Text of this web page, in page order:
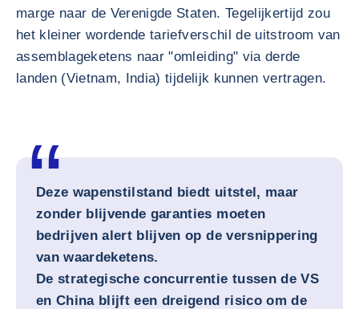
marge naar de Verenigde Staten. Tegelijkertijd zou
het kleiner wordende tariefverschil de uitstroom van
assemblageketens naar "omleiding" via derde
landen (Vietnam, India) tijdelijk kunnen vertragen.
Deze wapenstilstand biedt uitstel, maar
zonder blijvende garanties moeten
bedrijven alert blijven op de versnippering
van waardeketens.
De strategische concurrentie tussen de VS
en China blijft een dreigend risico om de